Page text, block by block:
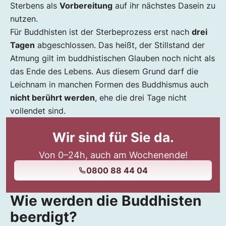
Sterbens als Vorbereitung auf ihr nächstes Dasein zu
nutzen.
Für Buddhisten ist der Sterbeprozess erst nach drei
Tagen abgeschlossen. Das heißt, der Stillstand der
Atmung gilt im buddhistischen Glauben noch nicht als
das Ende des Lebens. Aus diesem Grund darf die
Leichnam in manchen Formen des Buddhismus auch
nicht berührt werden, ehe die drei Tage nicht
vollendet sind.
Wir sind für Sie da.
Von 0–24h, auch am Wochenende!
0800 88 44 04
Wie werden die Buddhisten
beerdigt?